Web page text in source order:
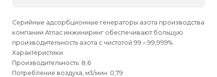
Серийные адсорбционные генераторы азота производства
компании Атлас инжиниринг обеспечивают большую
производительность азота с чистотой 99 – 99,999%
Характеристики:
Производительность: 8,6
Потребление воздуха, м3/мин: 0,79